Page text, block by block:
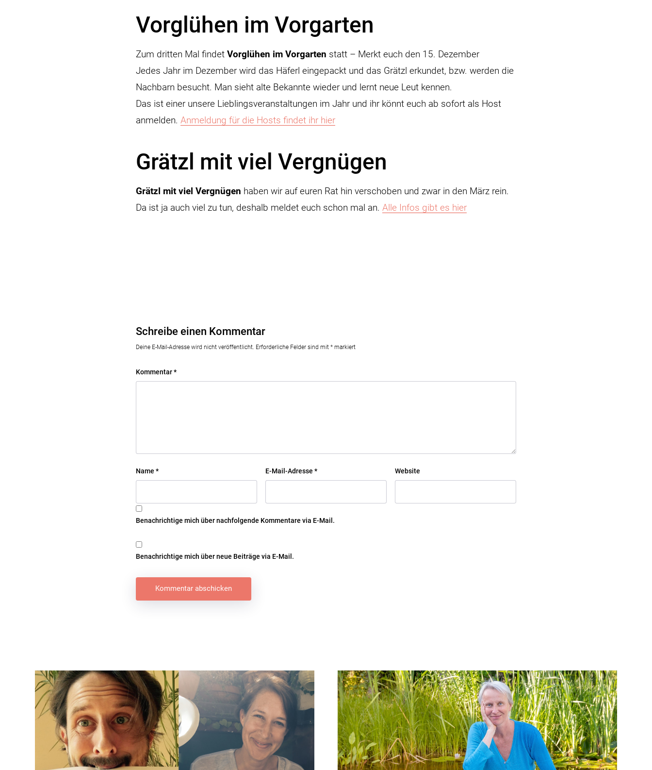
Vorglühen im Vorgarten
Zum dritten Mal findet Vorglühen im Vorgarten statt – Merkt euch den 15. Dezember
Jedes Jahr im Dezember wird das Häferl eingepackt und das Grätzl erkundet, bzw. werden die
Nachbarn besucht. Man sieht alte Bekannte wieder und lernt neue Leut kennen.
Das ist einer unsere Lieblingsveranstaltungen im Jahr und ihr könnt euch ab sofort als Host
anmelden. Anmeldung für die Hosts findet ihr hier
Grätzl mit viel Vergnügen
Grätzl mit viel Vergnügen haben wir auf euren Rat hin verschoben und zwar in den März rein.
Da ist ja auch viel zu tun, deshalb meldet euch schon mal an. Alle Infos gibt es hier
Schreibe einen Kommentar
Deine E-Mail-Adresse wird nicht veröffentlicht. Erforderliche Felder sind mit * markiert
Kommentar*
Name * E-Mail-Adresse * Website
Benachrichtige mich über nachfolgende Kommentare via E-Mail.
Benachrichtige mich über neue Beiträge via E-Mail.